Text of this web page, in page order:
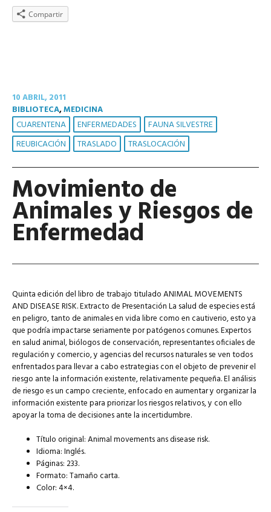
Compartir
10 ABRIL, 2011
BIBLIOTECA,MEDICINA
CUARENTENA ENFERMEDADES
FAUNA SILVESTRE
REUBICACIÓN
TRASLADO TRASLOCACIÓN
Movimiento de
Animales y Riesgos de
Enfermedad
Quinta edición del libro de trabajo titulado ANIMAL MOVEMENTS
AND DISEASE RISK. Extracto de Presentación La salud de especies está
en peligro, tanto de animales en vida libre como en cautiverio, esto ya
que podría impactarse seriamente por patógenos comunes. Expertos
en salud animal, biólogos de conservación, representantes oficiales de
regulación y comercio, y agencias del recursos naturales se ven todos
enfrentados para llevar a cabo estrategias con el objeto de prevenir el
riesgo ante la información existente, relativamente pequeña. El análisis
de riesgo es un campo creciente, enfocado en aumentar y organizar la
información existente para priorizar los riesgos relativos, y con ello
apoyar la toma de decisiones ante la incertidumbre.
Título original: Animal movements ans disease risk.
Idioma: Inglés.
Páginas: 233.
Formato: Tamaño carta.
Color: 4×4.